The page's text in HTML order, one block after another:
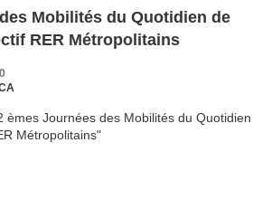
Mobilités du Quotidien de
RER Métropolitains